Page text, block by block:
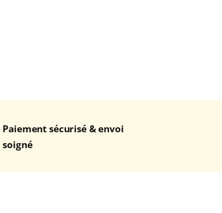
Paiement sécurisé & envoi
soigné